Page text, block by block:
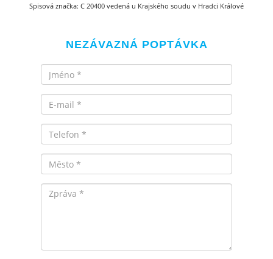
Spisová značka: C 20400 vedená u Krajského soudu v Hradci Králové
NEZÁVAZNÁ POPTÁVKA